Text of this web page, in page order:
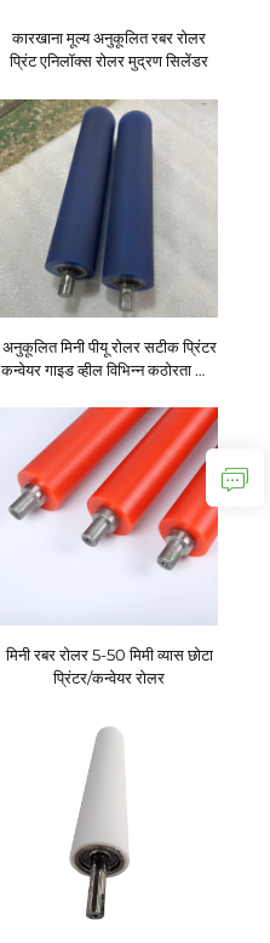
कारखाना मूल्य अनुकूलित रबर रोलर
प्रिंट एनिलॉक्स रोलर मुद्रण सिलेंडर
अनुकूलित मिनी पीयू रोलर सटीक प्रिंटर
कन्वेयर गाइड व्हील विभिन्न कठोरता और
मिनी रबर रोलर 5-50 मिमी व्यास छोटा
प्रिंटर/कन्वेयर रोलर